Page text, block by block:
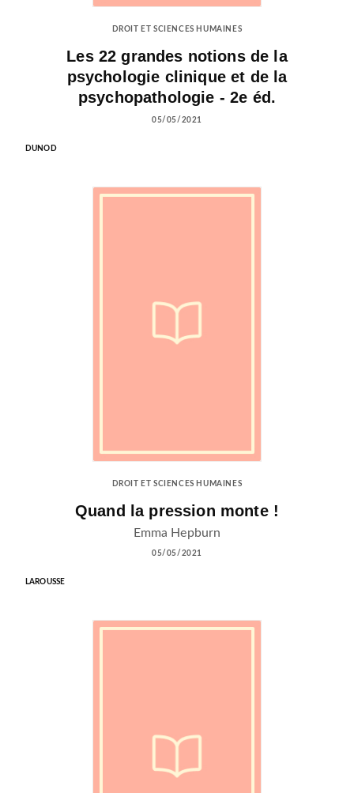
DROIT ET SCIENCES HUMAINES
Les 22 grandes notions de la
psychologie clinique et de la
psychopathologie - 2e éd.
05/05/2021
DUNOD
DROIT ET SCIENCES HUMAINES
Quand la pression monte !
Emma Hepburn
05/05/2021
LAROUSSE